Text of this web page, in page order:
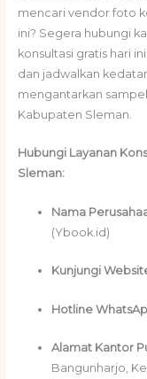
mencari vendor foto
ini? Segera hubungi
konsultasi gratis hari
dan jadwalkan
mengantarkan
Kabupaten Sleman.
Hubungi Layanan
Sleman:
Nama
(Ybook.id)
Kunjungi
Hotline
Alamat Kantor
Bangunharjo,